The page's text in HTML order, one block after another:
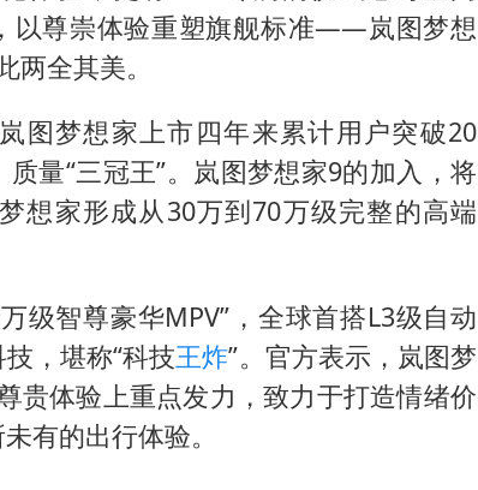
后人气爆棚
以尊崇体验重塑旗舰标准——岚图梦想
全其美。
图梦想家上市四年来累计用户突破20
量“三冠王”。岚图梦想家9的加入，将
想家形成从30万到70万级完整的高端
级智尊豪华MPV”，全球首搭L3级自动
，堪称“科技王炸”。官方表示，岚图梦
贵体验上重点发力，致力于打造情绪价
有的出行体验。